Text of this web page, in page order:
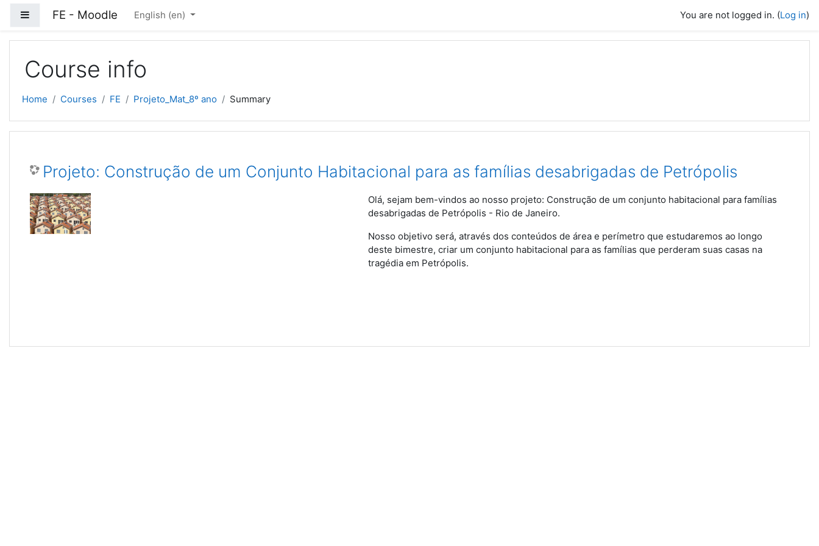
Side panel
FE - Moodle English ‎(en)‎ You are not logged in. (Log in)
Course info
Home Courses FE Projeto_Mat_8º ano Summary
Projeto: Construção de um Conjunto Habitacional para as famílias desabrigadas de Petrópolis
Olá, sejam bem-vindos ao nosso projeto: Construção de um conjunto habitacional para famílias
desabrigadas de Petrópolis - Rio de Janeiro.
Nosso objetivo será, através dos conteúdos de área e perímetro que estudaremos ao longo
deste bimestre, criar um conjunto habitacional para as famílias que perderam suas casas na
tragédia em Petrópolis.